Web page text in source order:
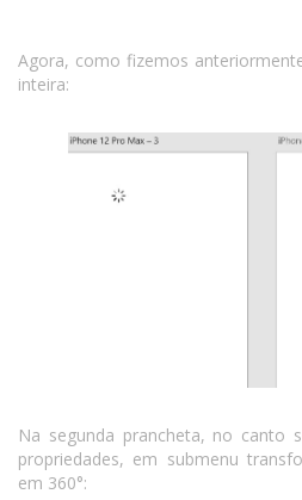
Agora, como fizemos
inteira:
Na segunda prancheta, no canto
propriedades, em submenu
em 360°: